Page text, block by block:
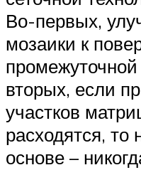
Во-первых,
мозаики к
вторых, если
участков
расходятся, то
основе –